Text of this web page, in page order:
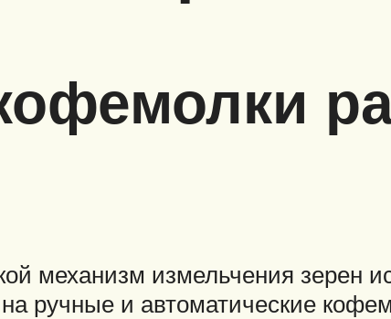
механизм измельчения зерен
ручные и автоматические